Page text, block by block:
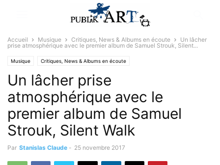
Accueil Musique Critiques, News & Albums en écoute
Un lâcher
prise atmosphérique avec le premier album de Samuel Strouk, Silent...
Musique Critiques, News & Albums en écoute
Un lâcher prise
atmosphérique avec le
premier album de Samuel
Strouk, Silent Walk
Par Stanislas Claude - 25 novembre 2017